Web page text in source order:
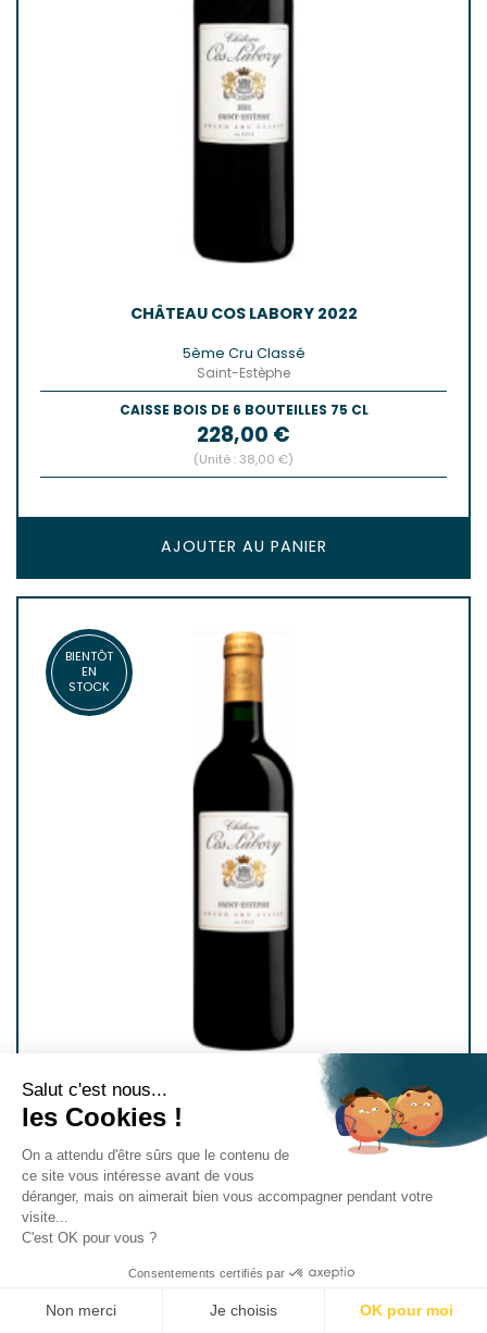
CHÂTEAU COS LABORY 2022
5ème Cru Classé
Saint-Estèphe
CAISSE BOIS DE 6 BOUTEILLES 75 CL
Prix
228,00 €
(Unité : 38,00 €)
AJOUTER AU PANIER
CHÂTEAU COS LABORY 2023
Saint-Estèphe
BIENTÔT
EN
STOCK
Salut c'est nous...
les Cookies !
On a attendu d'être sûrs que le contenu de
ce site vous intéresse avant de vous
déranger, mais on aimerait bien vous accompagner pendant votre
visite...
C'est OK pour vous ?
Consentements certifiés par
Non merci Je choisis OK pour moi